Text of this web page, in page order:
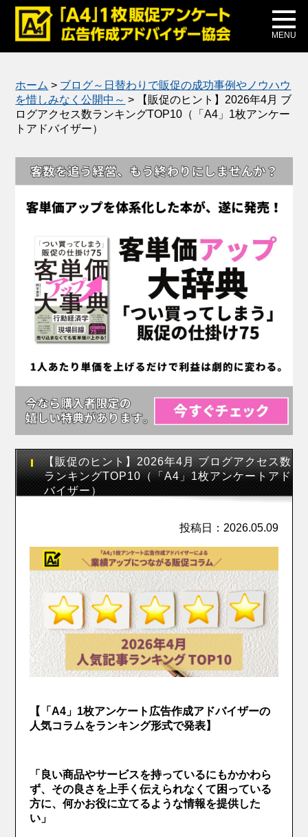
MENU
メディア掲載
公式ブログ
ホーム > ブログ～日替わりで販促の成功事例やノウハウ
を惜しみなく公開中～ >
【販促のヒント】2026年4月 ブ
ログアクセス数ランキングTOP10（「A4」1枚アンケー
トアドバイザー）
【販促のヒント】2026年4月 ブログアクセス数
ランキングTOP10（「A4」1枚アンケートアド
バイザー）
投稿日：2026.05.09
【「A4」1枚アンケート広告作成アドバイザーの
人気コラムをランキング形式で発表】
「良い商品やサービスを持っているにもかかわら
ず、その良さを上手く伝えられなくて困っている
方に、何かお役に立てるような情報を提供した
い」